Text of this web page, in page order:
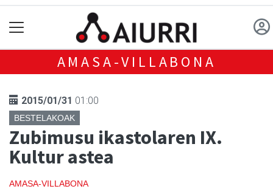
AMASA-VILLABONA
2015/01/31 01:00
BESTELAKOAK
Zubimusu ikastolaren IX.
Kultur astea
AMASA-VILLABONA